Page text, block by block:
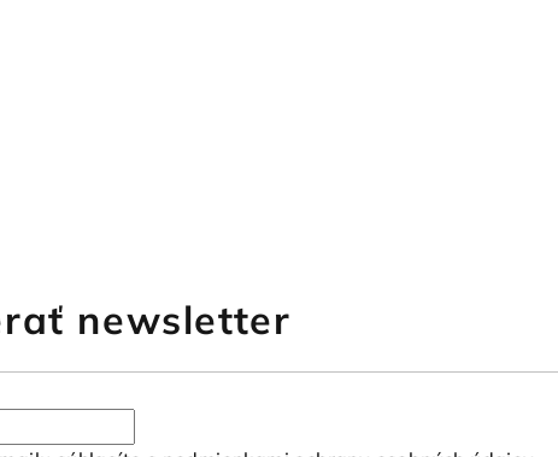
newsletter